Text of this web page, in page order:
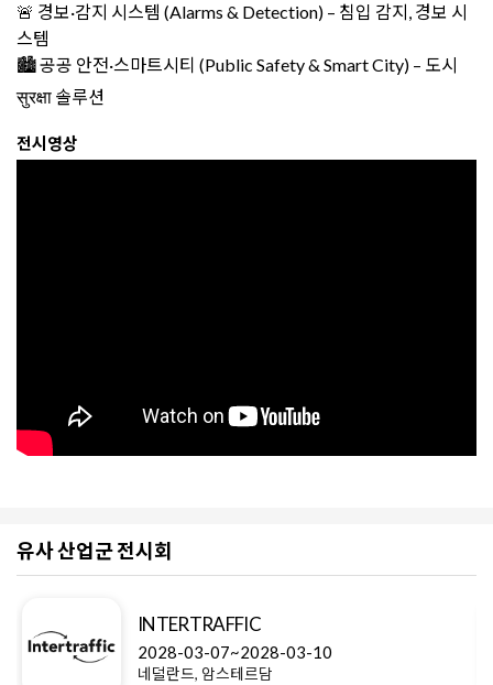
🚨 경보·감지 시스템 (Alarms & Detection) – 침입 감지, 경보 시
스템
🏙️ 공공 안전·스마트시티 (Public Safety & Smart City) – 도시
सुरक्षा 솔루션
전시영상
유사 산업군 전시회
INTERTRAFFIC
2028-03-07~2028-03-10
네덜란드, 암스테르담